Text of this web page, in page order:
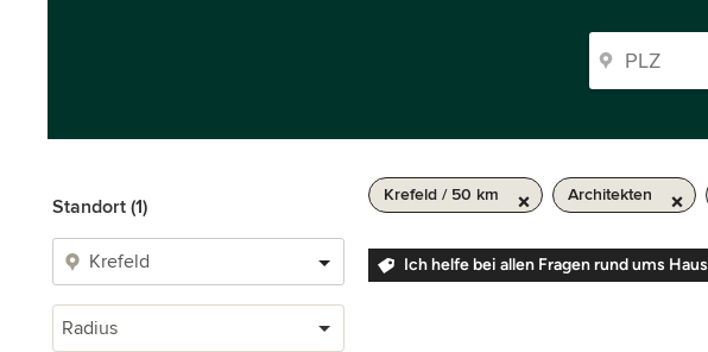
Standort (1)
Radius
Krefeld / 50 km Architekten
Ich helfe bei allen Fragen rund ums Haus